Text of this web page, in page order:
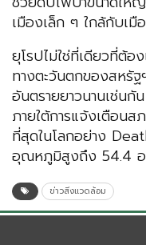
เมืองเล็ก ๆ ใกล้กับเ
ยุโรปไม่ใช่ที่เดียวที่
ทางตะวันตกของสหรั
อันตรายยาวนานเช่น
ภายใต้การแจ้งเตือน
ที่สุดในโลกอย่าง
อุณหภูมิสูงถึง 54.4 อ
ข่าวสิ่งแวดล้อม